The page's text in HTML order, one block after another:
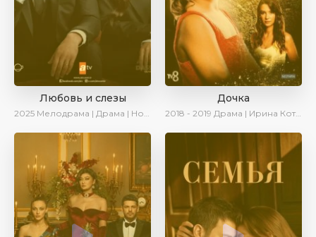
Любовь и слезы
2025 Мелодрама | Драма | Новинки | Сериалы 2025
Дочка
2018 - 2019 Драма | Ирина Котова